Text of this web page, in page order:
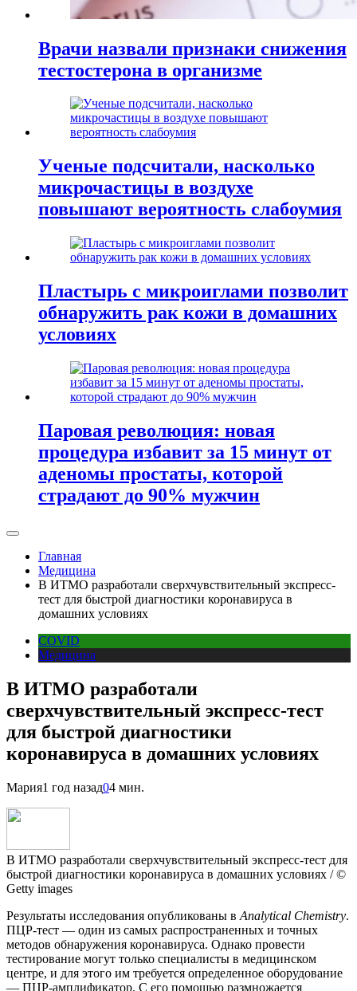
Врачи назвали признаки снижения
тестостерона в организме
Ученые подсчитали, насколько
микрочастицы в воздухе
повышают вероятность слабоумия
Пластырь с микроиглами позволит
обнаружить рак кожи в домашних
условиях
Паровая революция: новая
процедура избавит за 15 минут от
аденомы простаты, которой
страдают до 90% мужчин
Главная
Медицина
В ИТМО разработали сверхчувствительный экспресс-
тест для быстрой диагностики коронавируса в
домашних условиях
COVID
Медицина
В ИТМО разработали
сверхчувствительный экспресс-тест
для быстрой диагностики
коронавируса в домашних условиях
Мария1 год назад04 мин.
В ИТМО разработали сверхчувствительный экспресс-тест для
быстрой диагностики коронавируса в домашних условиях / ©
Getty images
Результаты исследования опубликованы в Analytical Chemistry.
ПЦР-тест — один из самых распространенных и точных
методов обнаружения коронавируса. Однако провести
тестирование могут только специалисты в медицинском
центре, и для этого им требуется определенное оборудование
— ПЦР-амплификатор. С его помощью размножается